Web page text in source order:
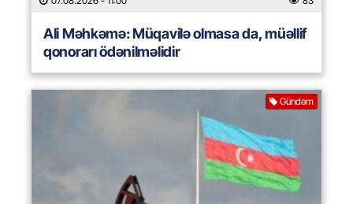
Ali Məhkəmə: Müqavilə olmasa da, müəllif
qonorarı ödənilməlidir
Gündəm